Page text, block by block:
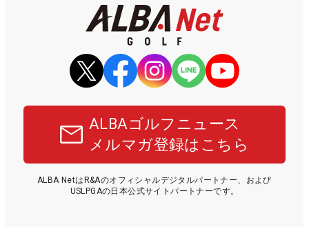
ALBAゴルフニュース
メルマガ登録はこちら
ALBA NetはR&Aのオフィシャルデジタルパートナー、および
USLPGAの日本公式サイトパートナーです。